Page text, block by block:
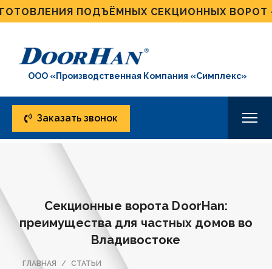
ПОДЪЁМНЫХ СЕКЦИОННЫХ ВОРОТ -
ООО «Производственная Компания «Симплекс»
Заказать звонок
Секционные ворота DoorHan:
преимущества для частных домов во
Владивостоке
ГЛАВНАЯ СТАТЬИ